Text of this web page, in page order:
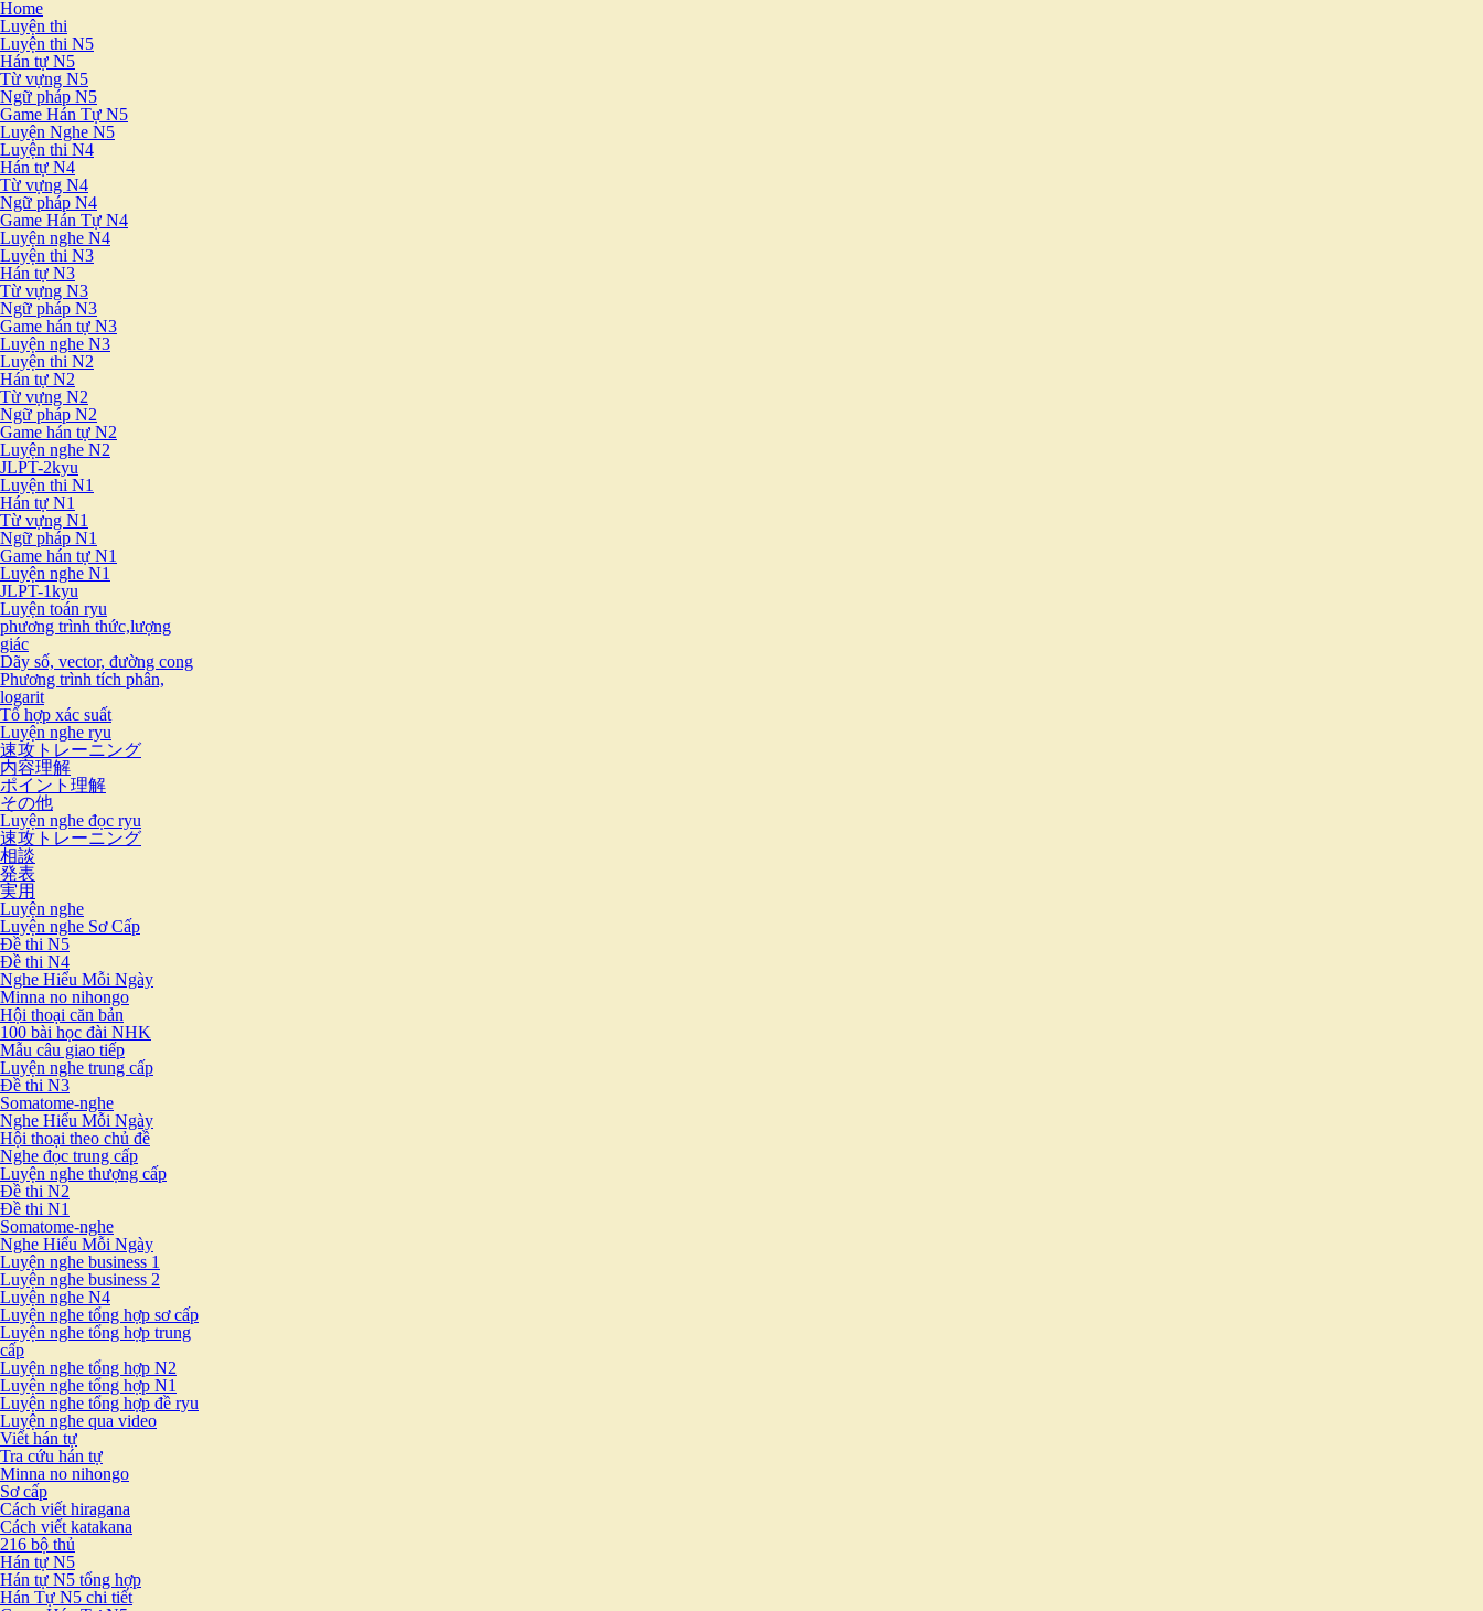
Home
Luyện thi
Luyện thi N5
Hán tự N5
Từ vựng N5
Ngữ pháp N5
Game Hán Tự N5
Luyện Nghe N5
Luyện thi N4
Hán tự N4
Từ vựng N4
Ngữ pháp N4
Game Hán Tự N4
Luyện nghe N4
Luyện thi N3
Hán tự N3
Từ vựng N3
Ngữ pháp N3
Game hán tự N3
Luyện nghe N3
Luyện thi N2
Hán tự N2
Từ vựng N2
Ngữ pháp N2
Game hán tự N2
Luyện nghe N2
JLPT-2kyu
Luyện thi N1
Hán tự N1
Từ vựng N1
Ngữ pháp N1
Game hán tự N1
Luyện nghe N1
JLPT-1kyu
Luyện toán ryu
phương trình thức,lượng
giác
Dãy số, vector, đường cong
Phương trình tích phân,
logarit
Tổ hợp xác suất
Luyện nghe ryu
速攻トレーニング
内容理解
ポイント理解
その他
Luyện nghe đọc ryu
速攻トレーニング
相談
発表
実用
Luyện nghe
Luyện nghe Sơ Cấp
Đề thi N5
Đề thi N4
Nghe Hiểu Mỗi Ngày
Minna no nihongo
Hội thoại căn bản
100 bài học đài NHK
Mẫu câu giao tiếp
Luyện nghe trung cấp
Đề thi N3
Somatome-nghe
Nghe Hiểu Mỗi Ngày
Hội thoại theo chủ đề
Nghe đọc trung cấp
Luyện nghe thượng cấp
Đề thi N2
Đề thi N1
Somatome-nghe
Nghe Hiểu Mỗi Ngày
Luyện nghe business 1
Luyện nghe business 2
Luyện nghe N4
Luyện nghe tổng hợp sơ cấp
Luyện nghe tổng hợp trung
cấp
Luyện nghe tổng hợp N2
Luyện nghe tổng hợp N1
Luyện nghe tổng hợp đề ryu
Luyện nghe qua video
Viết hán tự
Tra cứu hán tự
Minna no nihongo
Sơ cấp
Cách viết hiragana
Cách viết katakana
216 bộ thủ
Hán tự N5
Hán tự N5 tổng hợp
Hán Tự N5 chi tiết